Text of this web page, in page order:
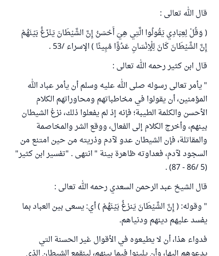
قال الله تعالى :
( وَقُلْ لِعِبَادِي يَقُولُوا الَّتِي هِيَ أَحْسَنُ إِنَّ الشَّيْطَانَ يَنْزَغُ بَيْنَهُمْ
إِنَّ الشَّيْطَانَ كَانَ لِلْإِنْسَانِ عَدُوًّا مُبِينًا ) الإسراء /53 .
قال ابن كثير رحمه الله تعالى :
" يأمر تعالى رسوله صلى الله عليه وسلم أن يأمر عباد الله
المؤمنين، أن يقولوا في مخاطباتهم ومحاوراتهم الكلام
الأحسن والكلمة الطيبة؛ فإنه إذ لم يفعلوا ذلك، نزغ الشيطان
بينهم، وأخرج الكلام إلى الفعال، ووقع الشر والمخاصمة
والمقاتلة، فإن الشيطان عدو لآدم وذريته من حين امتنع من
السجود لآدم، فعداوته ظاهرة بينة " انتهى . "تفسير ابن كثير"
(5 /86 - 87) .
قال الشيخ عبد الرحمن السعدي رحمه الله تعالى :
" وقوله: ( إِنَّ الشَّيْطَانَ يَنزغُ بَيْنَهُمْ ) أي: يسعى بين العباد بما
يفسد عليهم دينهم ودنياهم.
فدواء هذا، أن لا يطيعوه في الأقوال غير الحسنة التي